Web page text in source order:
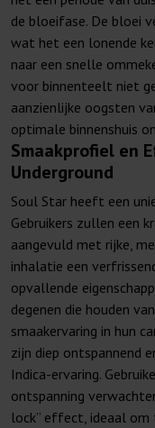
de bloeifase. De bloei
wat het een lonende
naar een snelle
voor binnenteelt niet
aanzienlijke oogsten
optimale binnenshuis
Smaakprofiel en
Underground
Soul Star heeft een
Gebruikers zullen een
aangevuld met rijke,
inhalatie een
opvallende
degenen die houden
smaakervaring in hun
zijn diep ontspannend
Indica-ervaring.
ontspanning
lock” effect, ideaal